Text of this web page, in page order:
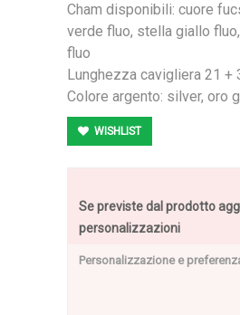
Cham disponibili: cuore
verde fluo, stella giallo
fluo
Lunghezza cavigliera 21 +
Colore argento: silver, oro
WISHLIST
Se previste dal prodotto
personalizzazioni